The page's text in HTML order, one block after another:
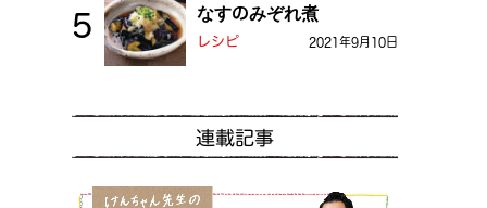
なすのみぞれ煮
レシピ 2021年9月10日
連載記事